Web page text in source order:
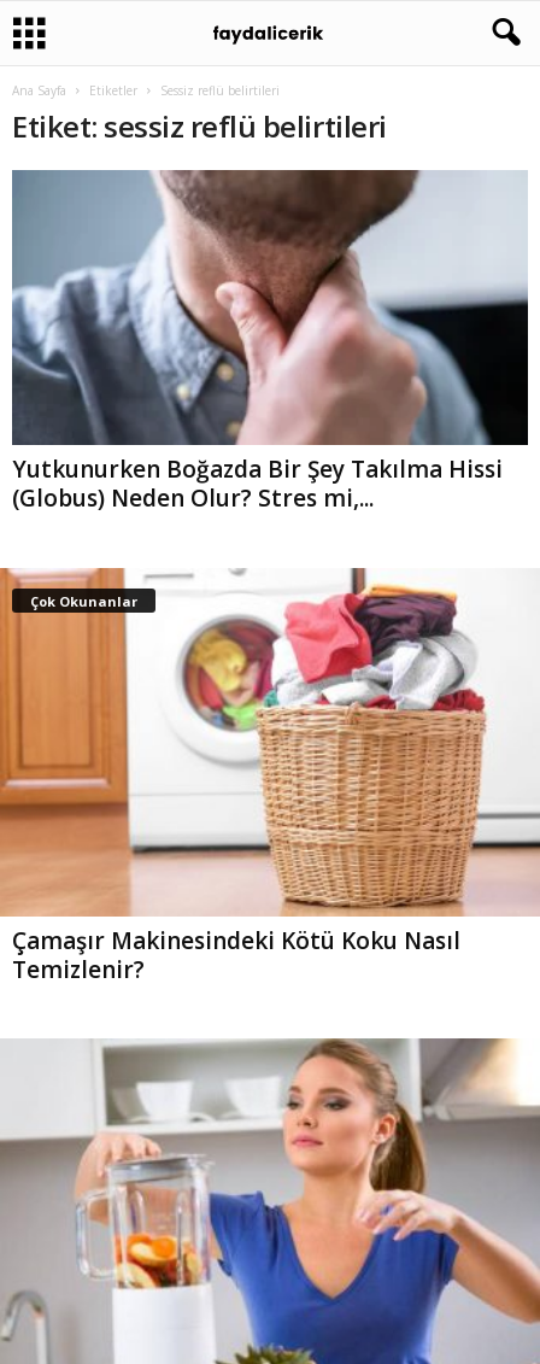
Ana Sayfa Etiketler Sessiz reflü belirtileri
Etiket: sessiz reflü belirtileri
Yutkunurken Boğazda Bir Şey Takılma Hissi
(Globus) Neden Olur? Stres mi,...
Çok Okunanlar
Çamaşır Makinesindeki Kötü Koku Nasıl
Temizlenir?